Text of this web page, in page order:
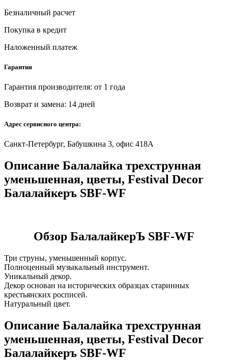
Безналичный расчет
Покупка в кредит
Наложенный платеж
Гарантия
Гарантия производителя: от 1 года
Возврат и замена: 14 дней
Адрес сервисного центра:
Санкт-Петербург, Бабушкина 3, офис 418А
Описание Балалайка трехструнная
уменьшенная, цветы, Festival Decor
Балалайкеръ SBF-WF
Обзор БалалайкерЪ SBF-WF
Три струны, уменьшенный корпус.
Полноценный музыкальный инструмент.
Уникальный декор.
Декор основан на исторических образцах старинных
крестьянских росписей.
Натуральный цвет.
Описание Балалайка трехструнная
уменьшенная, цветы, Festival Decor
Балалайкеръ SBF-WF